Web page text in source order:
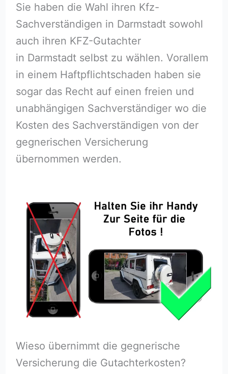
Sie haben die Wahl ihren Kfz-
Sachverständigen in Darmstadt sowohl
auch ihren KFZ-Gutachter
in Darmstadt selbst zu wählen. Vorallem
in einem Haftpflichtschaden haben sie
sogar das Recht auf einen freien und
unabhängigen Sachverständiger wo die
Kosten des Sachverständigen von der
gegnerischen Versicherung
übernommen werden.
Wieso übernimmt die gegnerische
Versicherung die Gutachterkosten?